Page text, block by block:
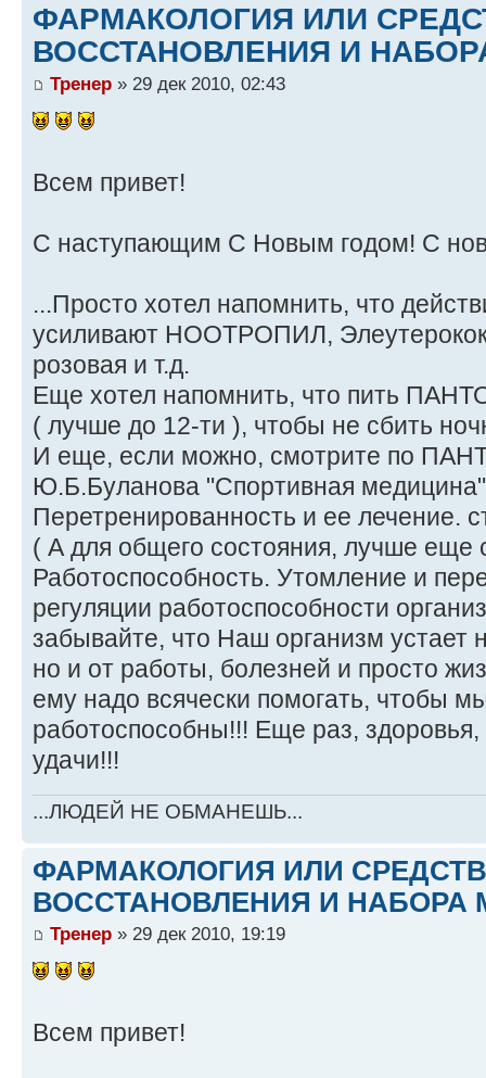
ФАРМАКОЛОГИЯ ИЛИ
ВОССТАНОВЛЕНИЯ И
Тренер » 29 дек 2010, 02:43
Всем привет!
С наступающим С Новым годом! С
...Просто хотел напомнить, что
усиливают НООТРОПИЛ,
розовая и т.д.
Еще хотел напомнить, что пить
( лучше до 12-ти ), чтобы не сбить
И еще, если можно, смотрите по
Ю.Б.Буланова "Спортивная
Перетренированность и ее лечение.
( А для общего состояния, лучше еще
Работоспособность. Утомление и
регуляции работоспособности
забывайте, что Наш организм устает
но и от работы, болезней и просто
ему надо всячески помогать, чтобы
работоспособны!!! Еще раз,
удачи!!!
...ЛЮДЕЙ НЕ ОБМАНЕШЬ...
ФАРМАКОЛОГИЯ ИЛИ
ВОССТАНОВЛЕНИЯ И НАБОРА
Тренер » 29 дек 2010, 19:19
Всем привет!